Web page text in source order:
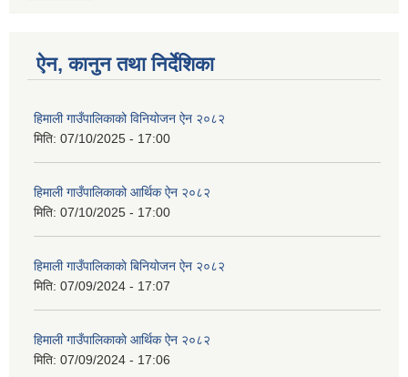
ऐन, कानुन तथा निर्देशिका
हिमाली गाउँपालिकाको विनियोजन ऐन २०८२
मिति: 07/10/2025 - 17:00
हिमाली गाउँपालिकाको आर्थिक ऐन २०८२
मिति: 07/10/2025 - 17:00
हिमाली गाउँपालिकाकाे बिनियोजन ऐन २०८२
मिति: 07/09/2024 - 17:07
हिमाली गाउँपालिकाकाे आर्थिक ऐन २०८२
मिति: 07/09/2024 - 17:06